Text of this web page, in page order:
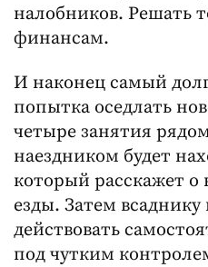
налобников. Решать
финансам.
И наконец самый
попытка оседлать
четыре занятия
наездником будет
который расскажет о
езды. Затем всаднику
действовать
под чутким